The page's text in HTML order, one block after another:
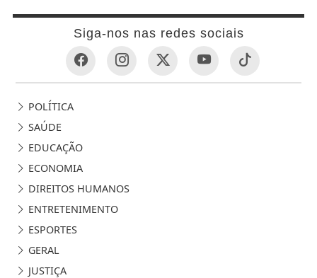
Siga-nos nas redes sociais
POLÍTICA
SAÚDE
EDUCAÇÃO
ECONOMIA
DIREITOS HUMANOS
ENTRETENIMENTO
ESPORTES
GERAL
JUSTIÇA